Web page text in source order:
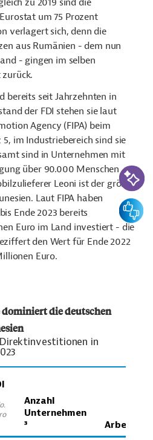
zu 2019 sind die
um 75 Prozent
verlagert sich, denn die
aus Rumänien - dem nun
- gingen im selben
bereits seit Jahrzehnten in
der FDI stehen sie laut
Agency (FIPA) beim
im Industriebereich sind sie
sind in Unternehmen mit
über 90.000 Menschen
Leoni ist der größte
Laut FIPA haben
Ende 2023 bereits
Euro im Land investiert - die
den Wert für Ende 2022
Euro.
die deutschen
in
Anzahl
Unternehmen
³
KI-